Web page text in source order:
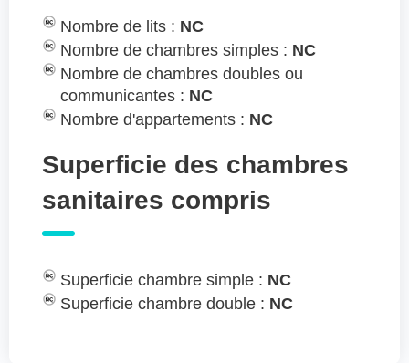
Nombre de lits : NC
Nombre de chambres simples : NC
Nombre de chambres doubles ou
communicantes : NC
Nombre d'appartements : NC
Superficie des chambres
sanitaires compris
Superficie chambre simple : NC
Superficie chambre double : NC